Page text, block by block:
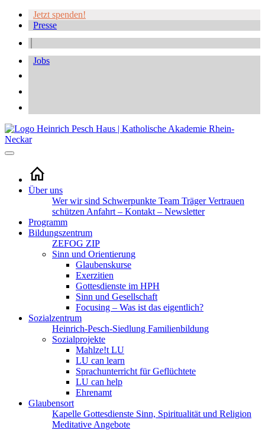
Jetzt spenden!
Presse
Jobs
Über uns
Wer wir sind Schwerpunkte Team TrägerVertrauen
schützen Anfahrt – Kontakt – Newsletter
Programm
Bildungszentrum
ZEFOG ZIP
Sinn und Orientierung
Glaubenskurse
Exerzitien
Gottesdienste im HPH
Sinn und Gesellschaft
Focusing – Was ist das eigentlich?
Sozialzentrum
Heinrich-Pesch-Siedlung Familienbildung
Sozialprojekte
Mahlze!t LU
LU can learn
Sprachunterricht für Geflüchtete
LU can help
Ehrenamt
Glaubensort
Kapelle Gottesdienste Sinn, Spiritualität und Religion
Meditative Angebote